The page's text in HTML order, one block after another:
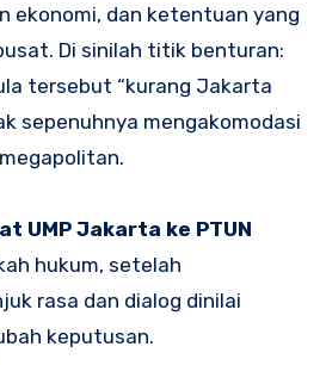
ekonomi, dan ketentuan yang
Di sinilah titik benturan:
tersebut “kurang Jakarta
sepenuhnya mengakomodasi
UMP Jakarta ke PTUN
hukum, setelah
rasa dan dialog dinilai
keputusan.